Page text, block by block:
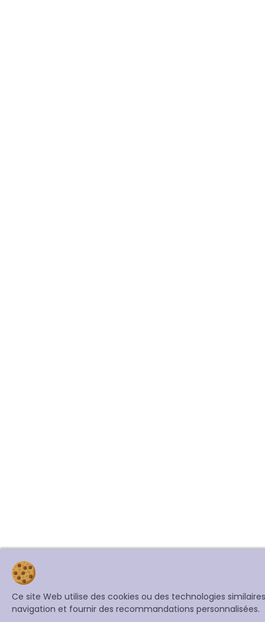
Ce site Web utilise des cookies ou des technologies
navigation et fournir des recommandations personnalisées.